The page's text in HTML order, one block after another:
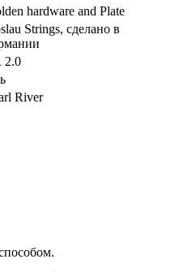
hardware and Plate
Strings, сделано в
2.0
River